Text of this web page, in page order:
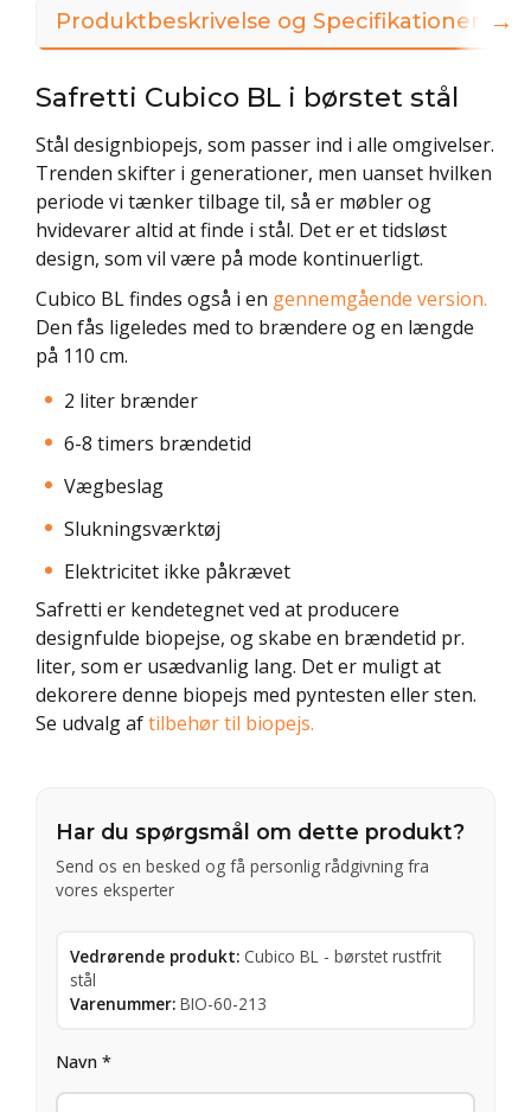
Produktbeskrivelse og Specifikationer
Safretti Cubico BL i børstet stål
Stål designbiopejs, som passer ind i alle omgivelser.
Trenden skifter i generationer, men uanset hvilken
periode vi tænker tilbage til, så er møbler og
hvidevarer altid at finde i stål. Det er et tidsløst
design, som vil være på mode kontinuerligt.
Cubico BL findes også i en gennemgående version.
Den fås ligeledes med to brændere og en længde
på 110 cm.
2 liter brænder
6-8 timers brændetid
Vægbeslag
Slukningsværktøj
Elektricitet ikke påkrævet
Safretti er kendetegnet ved at producere
designfulde biopejse, og skabe en brændetid pr.
liter, som er usædvanlig lang. Det er muligt at
dekorere denne biopejs med pyntesten eller sten.
Se udvalg aftilbehør til biopejs.
Har du spørgsmål om dette produkt?
Send os en besked og få personlig rådgivning fra
vores eksperter
Vedrørende produkt: Cubico BL - børstet rustfrit
stål
Varenummer: BIO-60-213
Navn *
→